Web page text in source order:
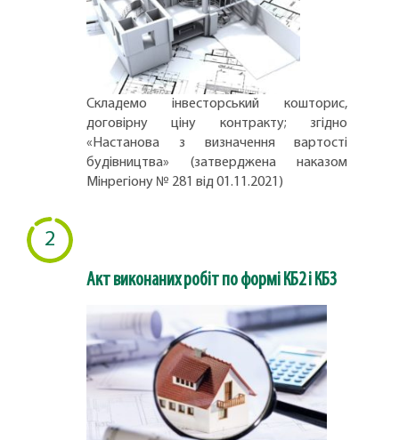
Складемо інвесторський кошторис,
договірну ціну контракту; згідно
«Настанова з визначення вартості
будівництва» (затверджена наказом
Мінрегіону № 281 від 01.11.2021)
2
Акт виконаних робіт по формі КБ2 і КБ3